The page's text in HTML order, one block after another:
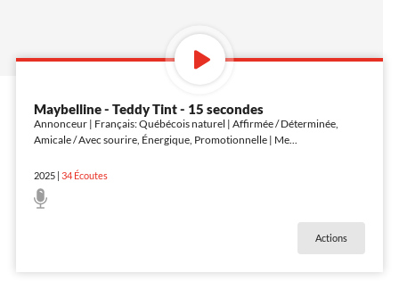
Maybelline - Teddy Tint - 15 secondes
Annonceur | Français: Québécois naturel | Affirmée / Déterminée,
Amicale / Avec sourire, Énergique, Promotionnelle | Me...
2025| 34Écoutes
Actions